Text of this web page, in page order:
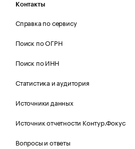
Контакты
Справка по сервису
Поиск по ОГРН
Поиск по ИНН
Статистика и аудитория
Источники данных
Источник отчетности Контур.Фокус
Вопросы и ответы